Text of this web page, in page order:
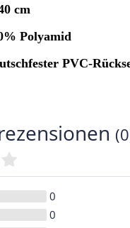
cm
Polyamid
PVC-
0
0